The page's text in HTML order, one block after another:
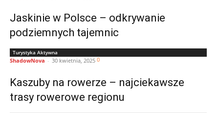
Jaskinie w Polsce – odkrywanie
podziemnych tajemnic
Turystyka Aktywna
ShadowNova - 30 kwietnia, 2025 0
Kaszuby na rowerze – najciekawsze
trasy rowerowe regionu